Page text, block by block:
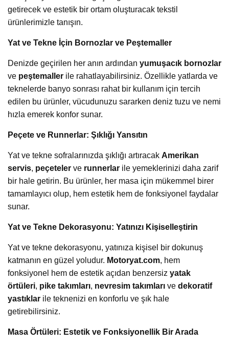
getirecek ve estetik bir ortam oluşturacak tekstil
ürünlerimizle tanışın.
Yat ve Tekne İçin Bornozlar ve Peştemaller
Denizde geçirilen her anın ardından yumuşacık bornozlar
ve peştemaller ile rahatlayabilirsiniz. Özellikle yatlarda ve
teknelerde banyo sonrası rahat bir kullanım için tercih
edilen bu ürünler, vücudunuzu sararken deniz tuzu ve nemi
hızla emerek konfor sunar.
Peçete ve Runnerlar: Şıklığı Yansıtın
Yat ve tekne sofralarınızda şıklığı artıracak Amerikan
servis, peçeteler ve runnerlar ile yemeklerinizi daha zarif
bir hale getirin. Bu ürünler, her masa için mükemmel birer
tamamlayıcı olup, hem estetik hem de fonksiyonel faydalar
sunar.
Yat ve Tekne Dekorasyonu: Yatınızı Kişiselleştirin
Yat ve tekne dekorasyonu, yatınıza kişisel bir dokunuş
katmanın en güzel yoludur. Motoryat.com, hem
fonksiyonel hem de estetik açıdan benzersiz yatak
örtüleri, pike takımları, nevresim takımları ve dekoratif
yastıklar ile teknenizi en konforlu ve şık hale
getirebilirsiniz.
Masa Örtüleri: Estetik ve Fonksiyonellik Bir Arada